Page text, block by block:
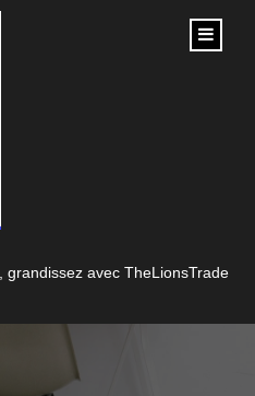
avec TheLionsTrade
: tout ce
savoir